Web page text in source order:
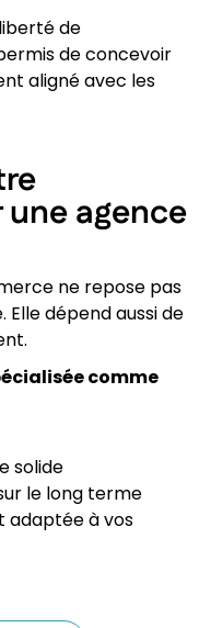
de
de concevoir
aligné avec les
agence
ne repose pas
dépend aussi de
comme
solide
le long terme
adaptée à vos